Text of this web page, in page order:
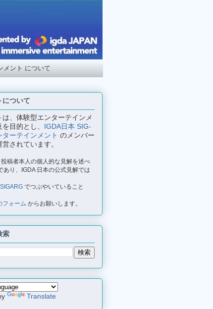
メント について
について
は、体験型エンターテインメ
目的とし、 IGDA日本 SIG-
ーテインメント のメンバー
されています。
稿者本人の個人的な見解を述べ
あり、IGDA 日本の公式見解では
でつぶやいていること
フォーム からお願いします。
索
Translate